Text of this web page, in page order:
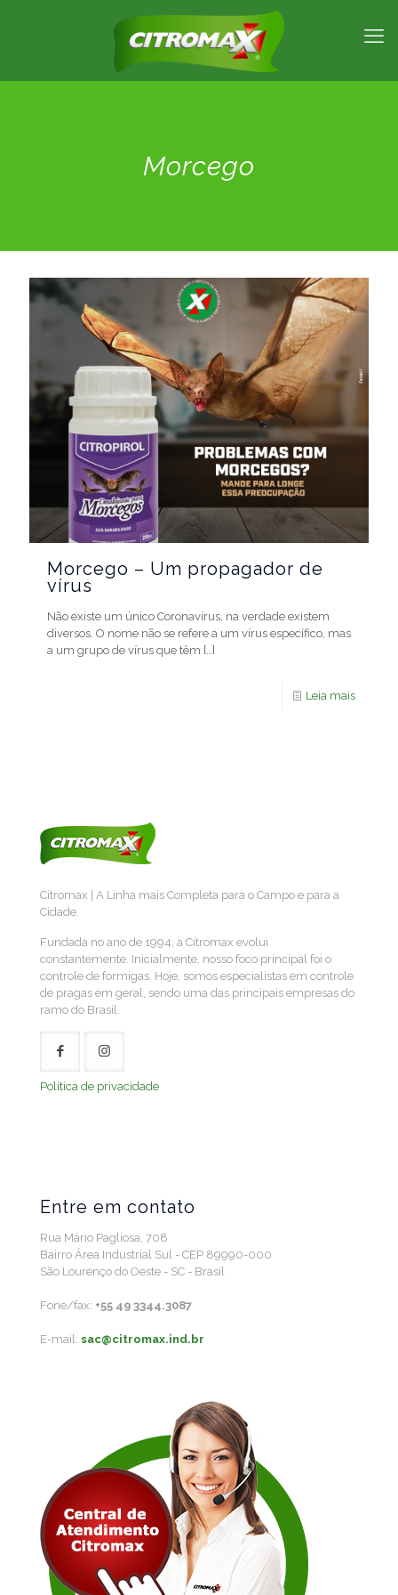
Morcego
Morcego – Um propagador de
vírus
Não existe um único Coronavírus, na verdade existem
diversos. O nome não se refere a um vírus específico, mas
a um grupo de vírus que têm […]
Leia mais
Citromax | A Linha mais Completa para o Campo e para a
Cidade.
Fundada no ano de 1994, a Citromax evolui
constantemente. Inicialmente, nosso foco principal foi o
controle de formigas. Hoje, somos especialistas em controle
de pragas em geral, sendo uma das principais empresas do
ramo do Brasil.
Política de privacidade
Entre em contato
Rua Mário Pagliosa, 708
Bairro Área Industrial Sul - CEP 89990-000
São Lourenço do Oeste - SC - Brasil
Fone/fax: +55 49 3344.3087
E-mail: sac@citromax.ind.br